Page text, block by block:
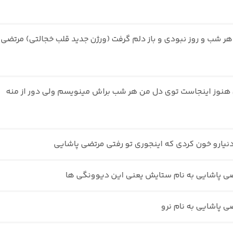
شب و روز نبودی و باز دلم گرفت (ورژن جدید قلب خجالتی) مرتضی
هنوز اینجاست توی دل من هر شب براش مینویسم ولی دور از منه
خون کردی که اینجوری تو رفتی مرتضی پاشایی
پاشایی به نام ستایش یعنی این دیوونگی ها
پاشایی به نام نرو